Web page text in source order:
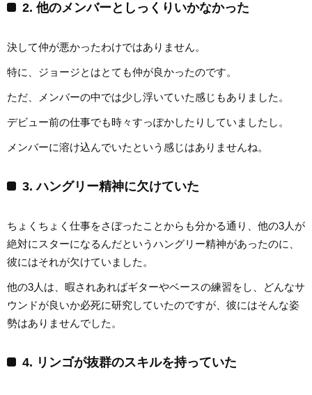
2. 他のメンバーとしっくりいかなかった
決して仲が悪かったわけではありません。
特に、ジョージとはとても仲が良かったのです。
ただ、メンバーの中では少し浮いていた感じもありました。
デビュー前の仕事でも時々すっぽかしたりしていましたし。
メンバーに溶け込んでいたという感じはありませんね。
3. ハングリー精神に欠けていた
ちょくちょく仕事をさぼったことからも分かる通り、他の3人が
絶対にスターになるんだというハングリー精神があったのに、
彼にはそれが欠けていました。
他の3人は、暇されあればギターやベースの練習をし、どんなサ
ウンドが良いか必死に研究していたのですが、彼にはそんな姿
勢はありませんでした。
4. リンゴが抜群のスキルを持っていた